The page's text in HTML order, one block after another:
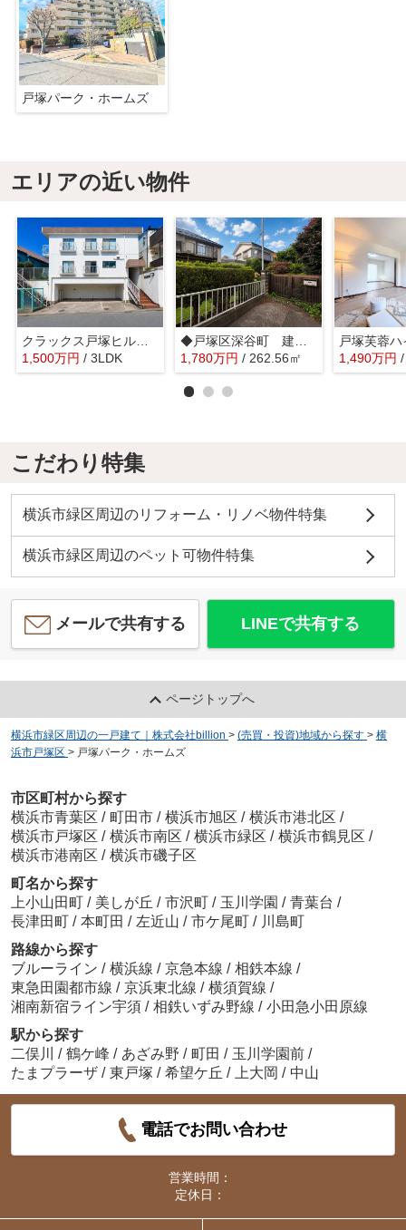
戸塚パーク・ホームズ
エリアの近い物件
クラックス戸塚ヒルズ 戸塚駅徒歩約10分/2路線利用可/2面バルコニー/南東向き
1,500万円 / 3LDK
1,780万円 / 262.56㎡ 1,490万円
こだわり特集
横浜市緑区周辺のリフォーム・リノベ物件特集
横浜市緑区周辺のペット可物件特集
メールで共有する LINEで共有する
ページトップへ
横浜市緑区周辺の一戸建て｜株式会社billion > (売買・投資)地域から探す > 横
浜市戸塚区 > 戸塚パーク・ホームズ
市区町村から探す
横浜市青葉区 / 町田市 / 横浜市旭区 / 横浜市港北区 /
横浜市戸塚区 / 横浜市南区 / 横浜市緑区 / 横浜市鶴見区 /
横浜市港南区 / 横浜市磯子区
町名から探す
上小山田町 / 美しが丘 / 市沢町 / 玉川学園 / 青葉台 /
長津田町 / 本町田 / 左近山 / 市ケ尾町 / 川島町
路線から探す
ブルーライン / 横浜線 / 京急本線 / 相鉄本線 /
東急田園都市線 / 京浜東北線 / 横須賀線 /
湘南新宿ライン宇須 / 相鉄いずみ野線 / 小田急小田原線
駅から探す
二俣川 / 鶴ケ峰 / あざみ野 / 町田 / 玉川学園前 /
たまプラーザ / 東戸塚 / 希望ケ丘 / 上大岡 / 中山
電話でお問い合わせ
営業時間：
定休日：